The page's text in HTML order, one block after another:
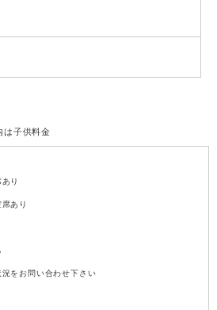
は子供料金
り
あり
をお問い合わせ下さい